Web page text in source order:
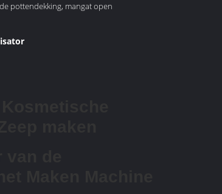
pottendekking, mangat open